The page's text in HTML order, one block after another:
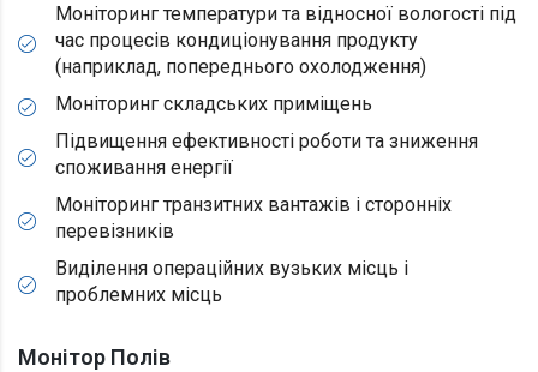
Моніторинг температури та відносної вологості під
час процесів кондиціонування продукту
(наприклад, попереднього охолодження)
Моніторинг складських приміщень
Підвищення ефективності роботи та зниження
споживання енергії
Моніторинг транзитних вантажів і сторонніх
перевізників
Виділення операційних вузьких місць і
проблемних місць
Монітор Полів